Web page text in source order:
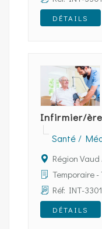
DÉTAILS
Infirmier/
Santé /
Région
Temporaire -
Réf: INT-
DÉTAILS